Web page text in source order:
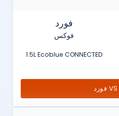
فورد
فوكس
1.5L Ecoblue CONNECTED